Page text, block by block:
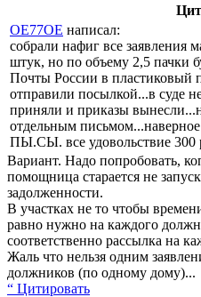
OE77OE написал:
собрали нафиг все заявления
штук, но по объему 2,5 пачки
Почты России в пластиковый
отправили посылкой...в суде
приняли и приказы
отдельным
ПЫ.СЫ. все удовольствие 300
Вариант. Надо попробовать,
помощница старается не
задолженности.
В участках не то чтобы
равно нужно на каждого
соответственно рассылка на
Жаль что нельзя одним
должников (по одному дому)...
“ Цитировать